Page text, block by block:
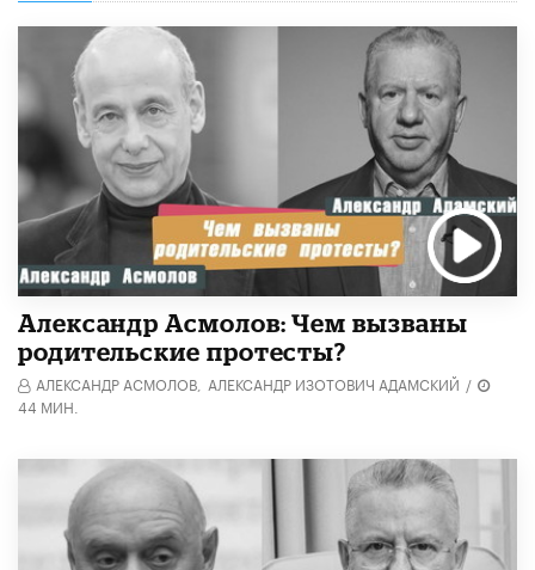
Александр Асмолов: Чем вызваны
родительские протесты?
АЛЕКСАНДР АСМОЛОВ, АЛЕКСАНДР ИЗОТОВИЧ АДАМСКИЙ /
44 МИН.